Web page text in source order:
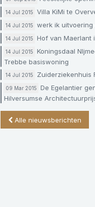
14 Jul 2015 Villa KiMi te
14 Jul 2015 werk ik
14 Jul 2015 Hof van Maerlant
14 Jul 2015
Koningsdaal
Trebbe basiswoning
14 Jul 2015 Zuiderziekenhuis
09 Mar 2015
De Egelantier
Hilversumse
Alle nieuwsberichten